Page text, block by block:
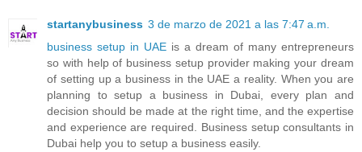
startanybusiness 3 de marzo de 2021 a las 7:47 a.m.
business setup in UAE is a dream of many entrepreneurs
so with help of business setup provider making your dream
of setting up a business in the UAE a reality. When you are
planning to setup a business in Dubai, every plan and
decision should be made at the right time, and the expertise
and experience are required. Business setup consultants in
Dubai help you to setup a business easily.